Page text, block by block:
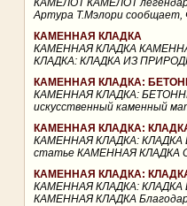
КАМЕЛОТ КАМЕЛОТ
Артура Т.Мэлори сообщает,
КАМЕННАЯ КЛАДКА
КАМЕННАЯ КЛАДКА
КЛАДКА: КЛАДКА ИЗ
КАМЕННАЯ КЛАДКА:
КАМЕННАЯ КЛАДКА:
искусственный каменный
КАМЕННАЯ КЛАДКА:
КАМЕННАЯ КЛАДКА:
статье КАМЕННАЯ КЛАДКА
КАМЕННАЯ КЛАДКА:
КАМЕННАЯ КЛАДКА:
КАМЕННАЯ КЛАДКА